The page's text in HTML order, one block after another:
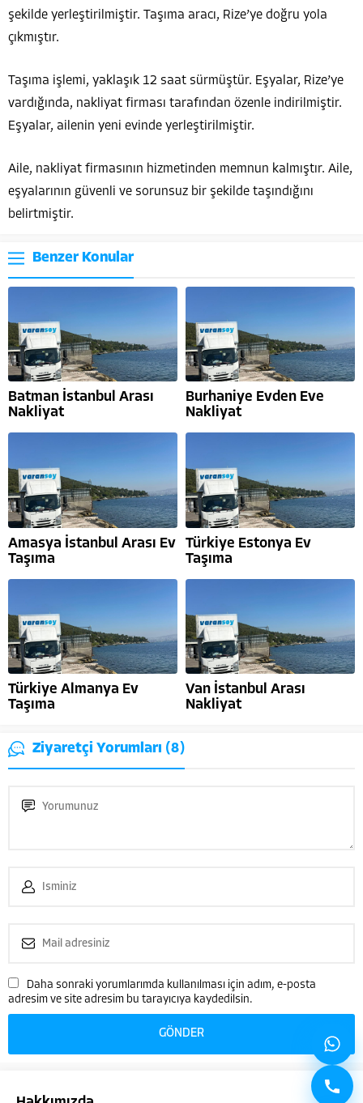
şekilde yerleştirilmiştir. Taşıma aracı, Rize’ye doğru yola
çıkmıştır.
Taşıma işlemi, yaklaşık 12 saat sürmüştür. Eşyalar, Rize’ye
vardığında, nakliyat firması tarafından özenle indirilmiştir.
Eşyalar, ailenin yeni evinde yerleştirilmiştir.
Aile, nakliyat firmasının hizmetinden memnun kalmıştır. Aile,
eşyalarının güvenli ve sorunsuz bir şekilde taşındığını
belirtmiştir.
Benzer Konular
Batman İstanbul Arası
Nakliyat
Burhaniye Evden Eve
Nakliyat
Amasya İstanbul Arası Ev
Taşıma
Türkiye Estonya Ev
Taşıma
Türkiye Almanya Ev
Taşıma
Van İstanbul Arası
Nakliyat
Ziyaretçi Yorumları (8)
Daha sonraki yorumlarımda kullanılması için adım, e-posta
adresim ve site adresim bu tarayıcıya kaydedilsin.